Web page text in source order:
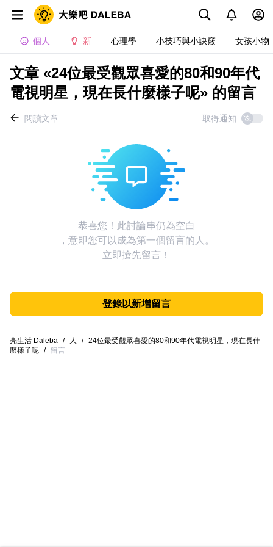
個人 新 心理學 小技巧與小訣竅 女孩小物
文章 «24位最受觀眾喜愛的80和90年代
電視明星，現在長什麼樣子呢» 的留言
閱讀文章 取得通知
恭喜您！此討論串仍為空白
，意即您可以成為第一個留言的人。
立即搶先留言！
登錄以新增留言
亮生活 Daleba / 人 / 24位最受觀眾喜愛的80和90年代電視明星，現在長什
麼樣子呢 / 留言